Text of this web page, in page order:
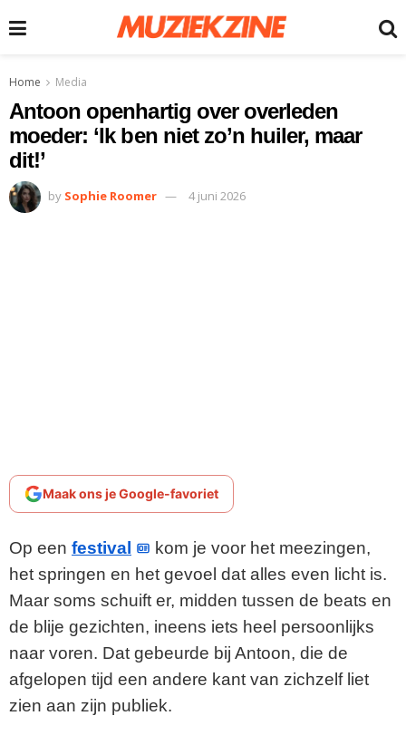
Home Media
Antoon openhartig over overleden
moeder: ‘Ik ben niet zo’n huiler, maar
dit!’
by Sophie Roomer 4 juni 2026
Maak ons je Google-favoriet
Op een festival
kom je voor het meezingen,
het springen en het gevoel dat alles even licht is.
Maar soms schuift er, midden tussen de beats en
de blije gezichten, ineens iets heel persoonlijks
naar voren. Dat gebeurde bij Antoon, die de
afgelopen tijd een andere kant van zichzelf liet
zien aan zijn publiek.